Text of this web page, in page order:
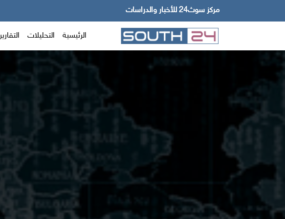
مركز سوث24 للأخبار والدراسات
الرئيسية التحليلات التقارير